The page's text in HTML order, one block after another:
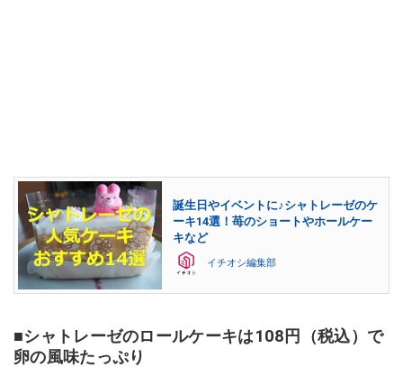
誕生日やイベントに♪シャトレーゼのケ
ーキ14選！苺のショートやホールケー
キなど
イチオシ編集部
■シャトレーゼのロールケーキは108円（税込）で
卵の風味たっぷり